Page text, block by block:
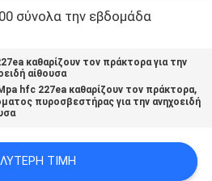
σύνολα την εβδομάδα
καθαρίζουν τον πράκτορα για την
αίθουσα
hfc 227ea καθαρίζουν τον πράκτορα,
πυροσβεστήρας για την ανηχοειδή
ΤΙΜΉ